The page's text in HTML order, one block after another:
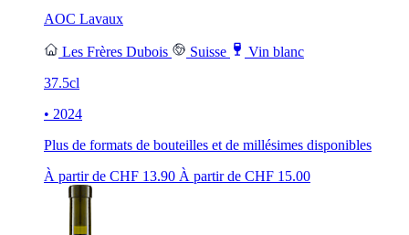
AOC Lavaux
Les Frères Dubois Suisse
Vin blanc
37.5cl
• 2024
Plus de formats de bouteilles et de millésimes disponibles
À partir de CHF 13.90 À partir de CHF 15.00